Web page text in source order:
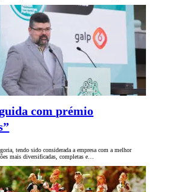
com prémio
tendo sido considerada a empresa com a melhor
mais diversificadas, completas e…